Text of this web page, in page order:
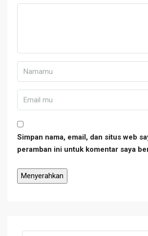
Simpan nama, email, dan situs web
peramban ini untuk komentar saya